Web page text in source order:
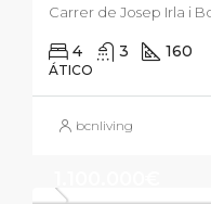
Carrer de Josep Irla i
4 3 160
ÁTICO
bcnliving